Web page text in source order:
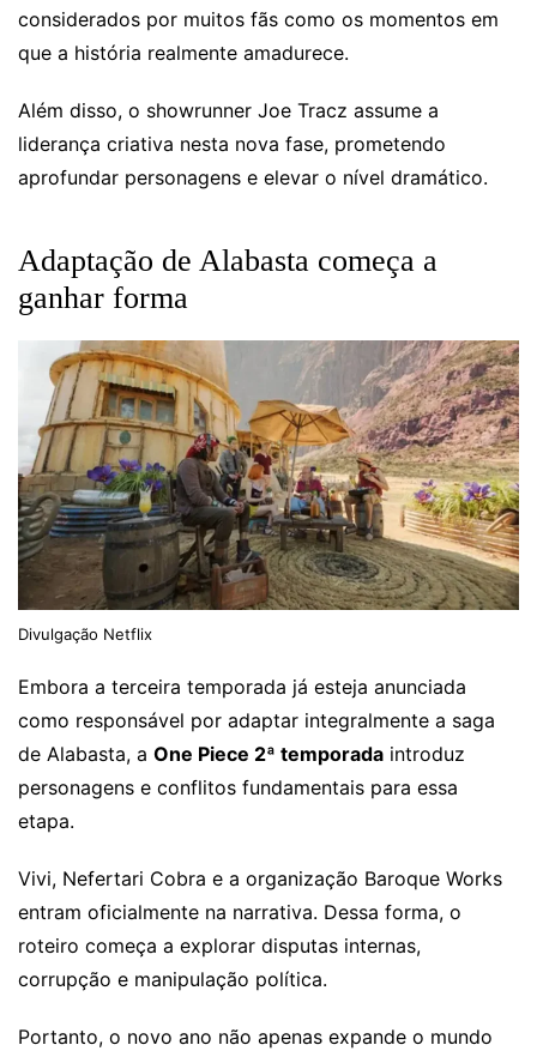
considerados por muitos fãs como os momentos em
que a história realmente amadurece.
Além disso, o showrunner Joe Tracz assume a
liderança criativa nesta nova fase, prometendo
aprofundar personagens e elevar o nível dramático.
Adaptação de Alabasta começa a
ganhar forma
Divulgação Netflix
Embora a terceira temporada já esteja anunciada
como responsável por adaptar integralmente a saga
de Alabasta, a One Piece 2ª temporada introduz
personagens e conflitos fundamentais para essa
etapa.
Vivi, Nefertari Cobra e a organização Baroque Works
entram oficialmente na narrativa. Dessa forma, o
roteiro começa a explorar disputas internas,
corrupção e manipulação política.
Portanto, o novo ano não apenas expande o mundo